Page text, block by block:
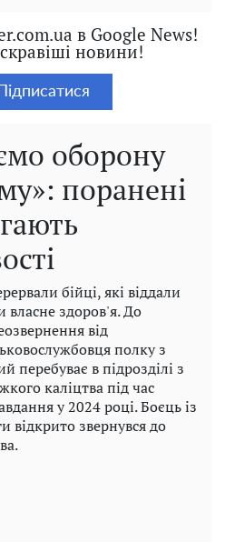
в Google News!
новини!
Підписатися
оборону
поранені
бійці, які віддали
власне здоров'я. До
від
полку з
перебуває в підрозділі з
каліцтва під час
у 2024 році. Боєць із
відкрито звернувся до